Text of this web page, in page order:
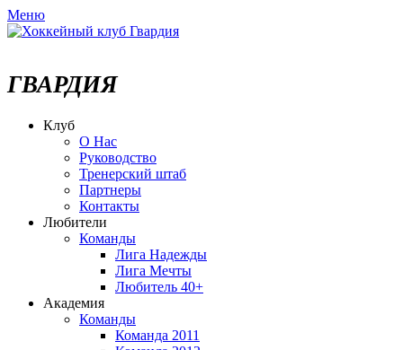
Меню
ГВАРДИЯ
Клуб
О Нас
Руководство
Тренерский штаб
Партнеры
Контакты
Любители
Команды
Лига Надежды
Лига Мечты
Любитель 40+
Академия
Команды
Команда 2011